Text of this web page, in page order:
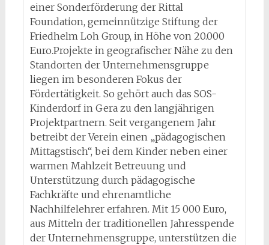
einer Sonderförderung der Rittal
Foundation, gemeinnützige Stiftung der
Friedhelm Loh Group, in Höhe von 20.000
Euro.Projekte in geografischer Nähe zu den
Standorten der Unternehmensgruppe
liegen im besonderen Fokus der
Fördertätigkeit. So gehört auch das SOS-
Kinderdorf in Gera zu den langjährigen
Projektpartnern. Seit vergangenem Jahr
betreibt der Verein einen „pädagogischen
Mittagstisch“, bei dem Kinder neben einer
warmen Mahlzeit Betreuung und
Unterstützung durch pädagogische
Fachkräfte und ehrenamtliche
Nachhilfelehrer erfahren. Mit 15 000 Euro,
aus Mitteln der traditionellen Jahresspende
der Unternehmensgruppe, unterstützen die